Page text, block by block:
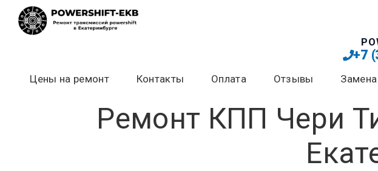
content
+7
Цены на ремонт Контакты Оплата Отзывы
Ремонт КПП Чери